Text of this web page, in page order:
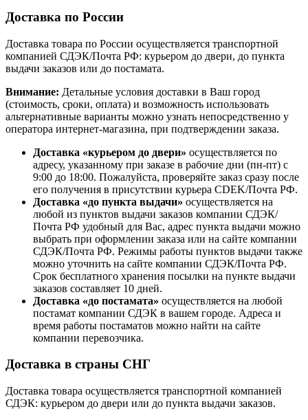
Доставка по России
Доставка товара по России осуществляется транспортной
компанией СДЭК/Почта РФ: курьером до двери, до пункта
выдачи заказов или до постамата.
Внимание: Детальные условия доставки в Ваш город
(стоимость, сроки, оплата) и возможность использовать
альтернативные варианты можно узнать непосредственно у
оператора интернет-магазина, при подтверждении заказа.
Доставка «курьером до двери» осуществляется по
адресу, указанному при заказе в рабочие дни (пн-пт) с
9:00 до 18:00. Пожалуйста, проверяйте заказ сразу после
его получения в присутствии курьера CDEK/Почта РФ.
Доставка «до пункта выдачи» осуществляется на
любой из пунктов выдачи заказов компании СДЭК/
Почта РФ удобный для Вас, адрес пункта выдачи можно
выбрать при оформлении заказа или на сайте компании
СДЭК/Почта РФ. Режимы работы пунктов выдачи также
можно уточнить на сайте компании СДЭК/Почта РФ.
Срок бесплатного хранения посылки на пункте выдачи
заказов составляет 10 дней.
Доставка «до постамата» осуществляется на любой
постамат компании СДЭК в вашем городе. Адреса и
время работы постаматов можно найти на сайте
компании перевозчика.
Доставка в страны СНГ
Доставка товара осуществляется транспортной компанией
СДЭК: курьером до двери или до пункта выдачи заказов.